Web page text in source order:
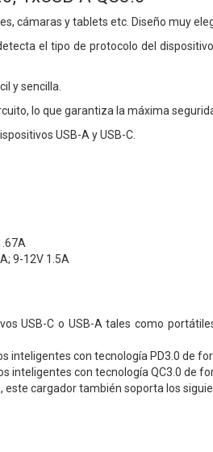
cámaras y tablets etc. Diseño muy
el tipo de protocolo del
y sencilla.
lo que garantiza la máxima
USB-A y USB-C.
9-12V 1.5A
USB-C o USB-A tales como
inteligentes con tecnología PD3.0 de
inteligentes con tecnología QC3.0 de
este cargador también soporta los